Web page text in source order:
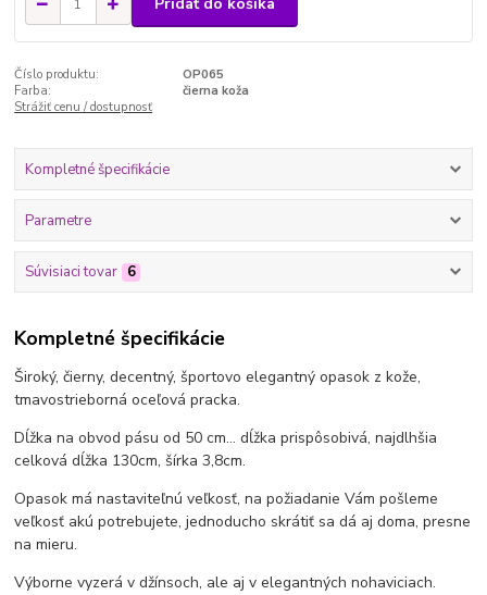
Číslo produktu:
OP065
Farba:
čierna koža
Strážiť cenu / dostupnosť
Kompletné špecifikácie
Parametre
Súvisiaci tovar 6
Kompletné špecifikácie
Široký, čierny, decentný, športovo elegantný opasok z kože,
tmavostrieborná oceľová pracka.
Dĺžka na obvod pásu od 50 cm... dĺžka prispôsobivá, najdlhšia
celková dĺžka 130cm, šírka 3,8cm.
Opasok má nastaviteľnú veľkosť, na požiadanie Vám pošleme
veľkosť akú potrebujete, jednoducho skrátiť sa dá aj doma, presne
na mieru.
Výborne vyzerá v džínsoch, ale aj v elegantných nohaviciach.